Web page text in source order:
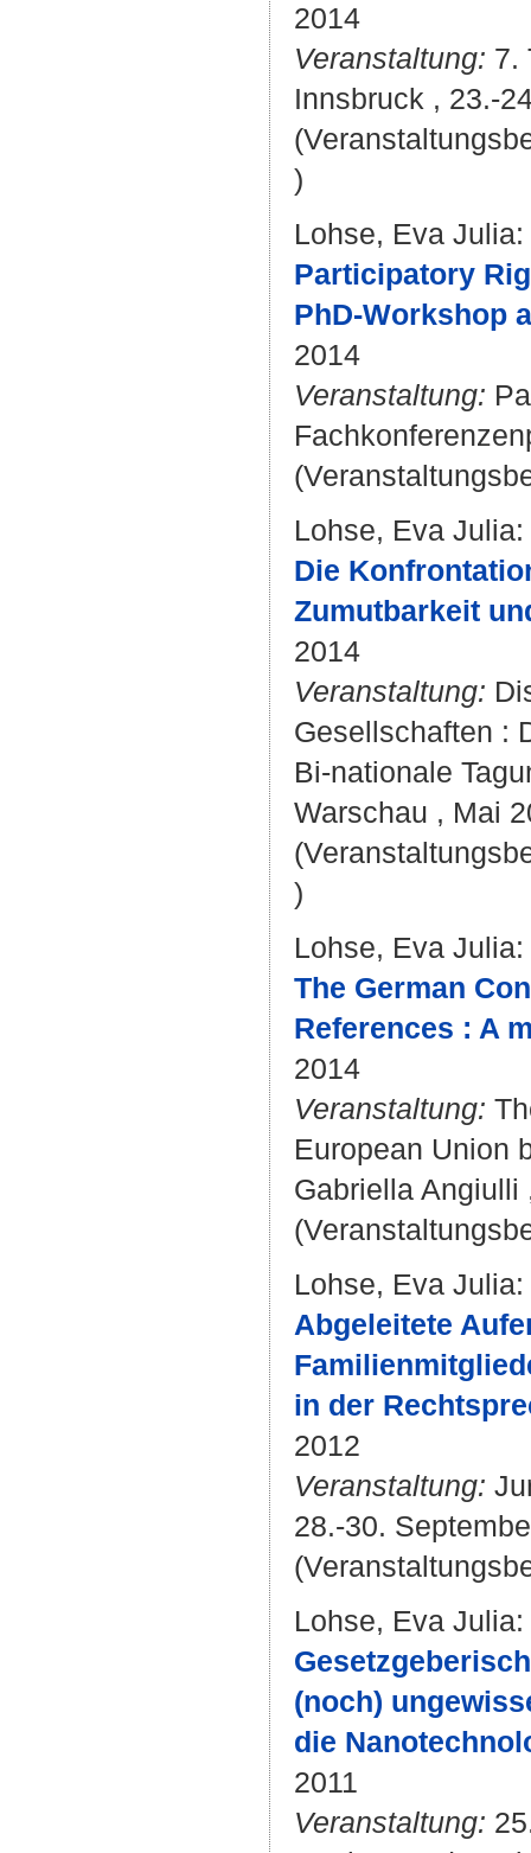
2014
Veranstaltung: 7.
Innsbruck , 23.-
)
Lohse, Eva Julia:
Participatory
PhD-Workshop
2014
Veranstaltung:
Lohse, Eva Julia:
Die
Zumutbarkeit
2014
Veranstaltung:
Gesellschaften :
Bi-nationale
Warschau , Mai
)
Lohse, Eva Julia:
The German
References : A
2014
Veranstaltung:
European Union
Gabriella Angiulli
Lohse, Eva Julia:
Abgeleitete
in der
2012
Veranstaltung:
28.-30.
Lohse, Eva Julia:
(noch)
die
2011
Veranstaltung: